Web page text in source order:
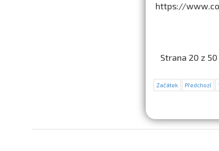
https://
Strana 20 z 50
Začátek Předchozí